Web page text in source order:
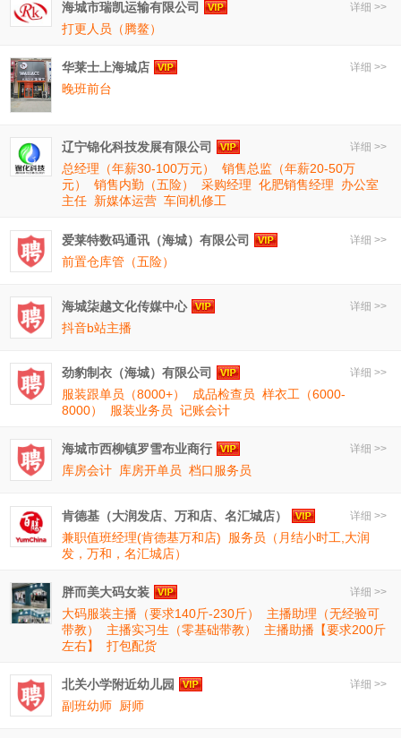
详细 >>
海城市瑞凯运输有限公司
打更人员（腾鳌）
详细 >>
华莱士上海城店
晚班前台
详细 >>
辽宁锦化科技发展有限公司
总经理（年薪30-100万元）
销售总监（年薪20-50万
元）
销售内勤（五险） 采购经理 化肥销售经理
办公室
主任 新媒体运营 车间机修工
详细 >>
爱莱特数码通讯（海城）有限公司
前置仓库管（五险）
详细 >>
海城柒越文化传媒中心
抖音b站主播
详细 >>
劲豹制衣（海城）有限公司
服装跟单员（8000+）
成品检查员 样衣工（6000-
8000）
服装业务员 记账会计
详细 >>
海城市西柳镇罗雪布业商行
库房会计 库房开单员 档口服务员
详细 >>
肯德基（大润发店、万和店、名汇城店）
兼职值班经理(肯德基万和店)
服务员（月结小时工,大润
发，万和，名汇城店）
详细 >>
胖而美大码女装
大码服装主播（要求140斤-230斤）
主播助理（无经验可
带教）
主播实习生（零基础带教）
主播助播【要求200斤
左右】
打包配货
详细 >>
北关小学附近幼儿园
副班幼师 厨师